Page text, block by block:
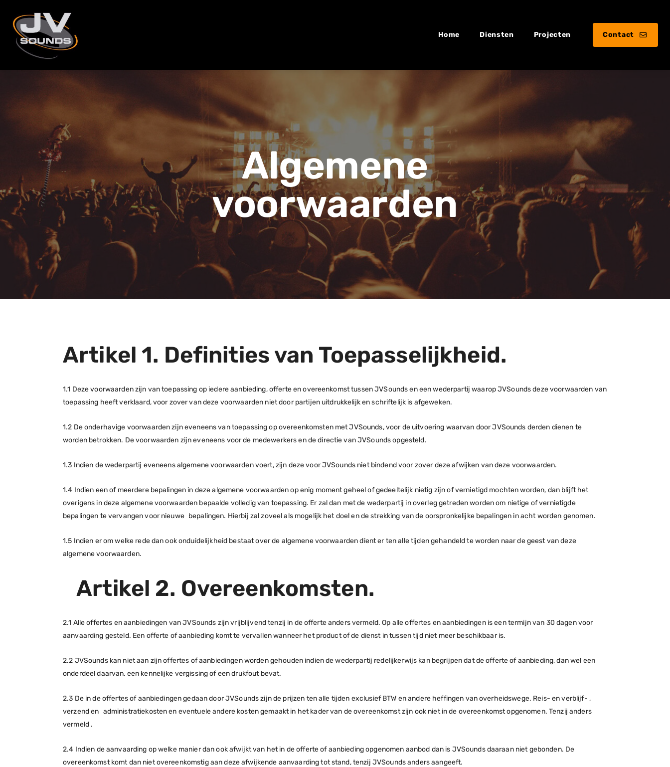
Algemene
voorwaarden
Artikel 1. Definities van Toepasselijkheid.
1.1 Deze voorwaarden zijn van toepassing op iedere aanbieding, offerte en overeenkomst tussen JVSounds en een wederpartij waarop JVSounds deze voorwaarden van
toepassing heeft verklaard, voor zover van deze voorwaarden niet door partijen uitdrukkelijk en schriftelijk is afgeweken.
1.2 De onderhavige voorwaarden zijn eveneens van toepassing op overeenkomsten met JVSounds, voor de uitvoering waarvan door JVSounds derden dienen te
worden betrokken. De voorwaarden zijn eveneens voor de medewerkers en de directie van JVSounds opgesteld.
1.3 Indien de wederpartij eveneens algemene voorwaarden voert, zijn deze voor JVSounds niet bindend voor zover deze afwijken van deze voorwaarden.
1.4 Indien een of meerdere bepalingen in deze algemene voorwaarden op enig moment geheel of gedeeltelijk nietig zijn of vernietigd mochten worden, dan blijft het
overigens in deze algemene voorwaarden bepaalde volledig van toepassing. Er zal dan met de wederpartij in overleg getreden worden om nietige of vernietigde
bepalingen te vervangen voor nieuwe bepalingen. Hierbij zal zoveel als mogelijk het doel en de strekking van de oorspronkelijke bepalingen in acht worden genomen.
1.5 Indien er om welke rede dan ook onduidelijkheid bestaat over de algemene voorwaarden dient er ten alle tijden gehandeld te worden naar de geest van deze
algemene voorwaarden.
Artikel 2. Overeenkomsten.
2.1 Alle offertes en aanbiedingen van JVSounds zijn vrijblijvend tenzij in de offerte anders vermeld. Op alle offertes en aanbiedingen is een termijn van 30 dagen voor
aanvaarding gesteld. Een offerte of aanbieding komt te vervallen wanneer het product of de dienst in tussen tijd niet meer beschikbaar is.
2.2 JVSounds kan niet aan zijn offertes of aanbiedingen worden gehouden indien de wederpartij redelijkerwijs kan begrijpen dat de offerte of aanbieding, dan wel een
onderdeel daarvan, een kennelijke vergissing of een drukfout bevat.
2.3 De in de offertes of aanbiedingen gedaan door JVSounds zijn de prijzen ten alle tijden exclusief BTW en andere heffingen van overheidswege. Reis- en verblijf- ,
verzend en administratiekosten en eventuele andere kosten gemaakt in het kader van de overeenkomst zijn ook niet in de overeenkomst opgenomen. Tenzij anders
vermeld .
2.4 Indien de aanvaarding op welke manier dan ook afwijkt van het in de offerte of aanbieding opgenomen aanbod dan is JVSounds daaraan niet gebonden. De
overeenkomst komt dan niet overeenkomstig aan deze afwijkende aanvaarding tot stand, tenzij JVSounds anders aangeeft.
Home Diensten Projecten Contact